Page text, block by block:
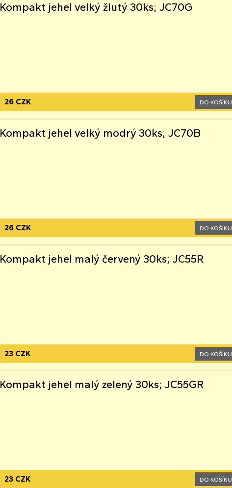
Kompakt jehel velký žlutý 30ks; JC70G
26 CZK DO KOŠÍKU
Kompakt jehel velký modrý 30ks; JC70B
26 CZK DO KOŠÍKU
Kompakt jehel malý červený 30ks; JC55R
23 CZK DO KOŠÍKU
Kompakt jehel malý zelený 30ks; JC55GR
23 CZK DO KOŠÍKU